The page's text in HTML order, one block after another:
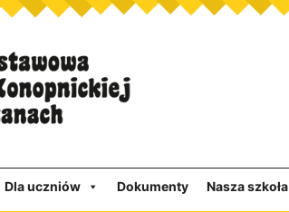
Dla uczniów Dokumenty Nasza szkoła